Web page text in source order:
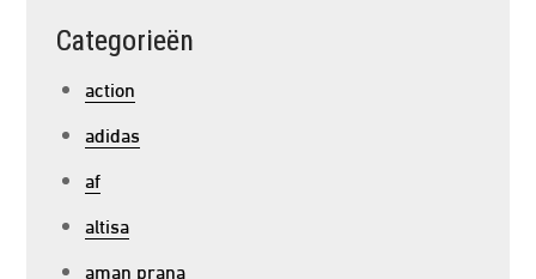
Categorieën
action
adidas
af
altisa
aman prana